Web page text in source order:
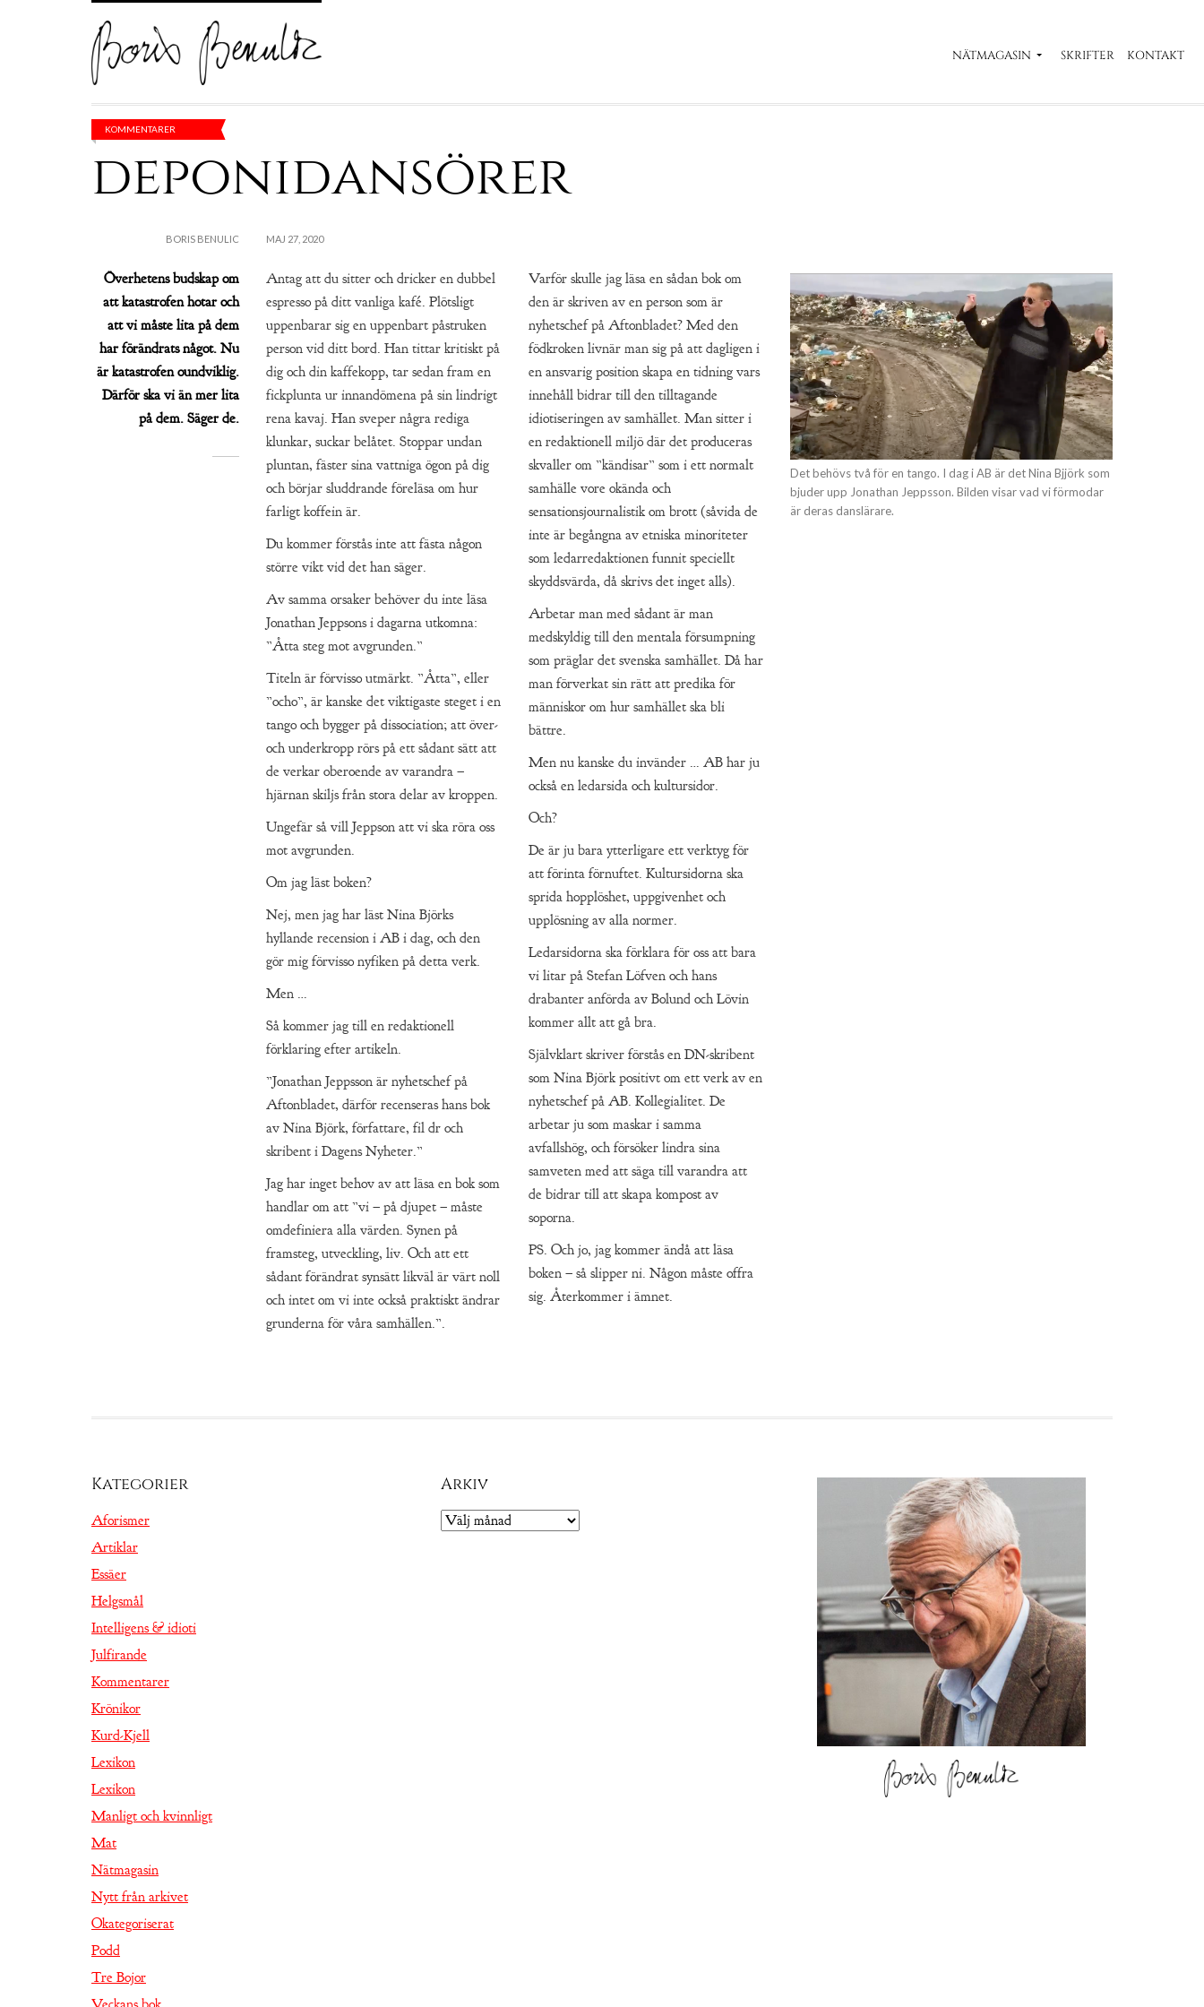
NÄTMAGASIN SKRIFTER KONTAKT
KOMMENTARER
deponidansörer
BORIS BENULIC
Överhetens budskap om
att katastrofen hotar och
att vi måste lita på dem
har förändrats något. Nu
är katastrofen oundviklig.
Därför ska vi än mer lita
på dem. Säger de.
MAJ 27, 2020
Antag att du sitter och dricker en dubbel
espresso på ditt vanliga kafé. Plötsligt
uppenbarar sig en uppenbart påstruken
person vid ditt bord. Han tittar kritiskt på
dig och din kaffekopp, tar sedan fram en
fickplunta ur innandömena på sin lindrigt
rena kavaj. Han sveper några rediga
klunkar, suckar belåtet. Stoppar undan
pluntan, fäster sina vattniga ögon på dig
och börjar sluddrande föreläsa om hur
farligt koffein är.
Du kommer förstås inte att fästa någon
större vikt vid det han säger.
Av samma orsaker behöver du inte läsa
Jonathan Jeppsons i dagarna utkomna:
”Åtta steg mot avgrunden.”
Titeln är förvisso utmärkt. ”Åtta”, eller
”ocho”, är kanske det viktigaste steget i en
tango och bygger på dissociation; att över-
och underkropp rörs på ett sådant sätt att
de verkar oberoende av varandra –
hjärnan skiljs från stora delar av kroppen.
Ungefär så vill Jeppson att vi ska röra oss
mot avgrunden.
Om jag läst boken?
Nej, men jag har läst Nina Björks
hyllande recension i AB i dag, och den
gör mig förvisso nyfiken på detta verk.
Men …
Så kommer jag till en redaktionell
förklaring efter artikeln.
”Jonathan Jeppsson är nyhetschef på
Aftonbladet, därför recenseras hans bok
av Nina Björk, författare, fil dr och
skribent i Dagens Nyheter.”
Jag har inget behov av att läsa en bok som
handlar om att ”vi – på djupet – måste
omdefiniera alla värden. Synen på
framsteg, utveckling, liv. Och att ett
sådant förändrat synsätt likväl är värt noll
och intet om vi inte också praktiskt ändrar
grunderna för våra samhällen.”.
Varför skulle jag läsa en sådan bok om
den är skriven av en person som är
nyhetschef på Aftonbladet? Med den
födkroken livnär man sig på att dagligen i
en ansvarig position skapa en tidning vars
innehåll bidrar till den tilltagande
idiotiseringen av samhället. Man sitter i
en redaktionell miljö där det produceras
skvaller om ”kändisar” som i ett normalt
samhälle vore okända och
sensationsjournalistik om brott (såvida de
inte är begångna av etniska minoriteter
som ledarredaktionen funnit speciellt
skyddsvärda, då skrivs det inget alls).
Arbetar man med sådant är man
medskyldig till den mentala försumpning
som präglar det svenska samhället. Då har
man förverkat sin rätt att predika för
människor om hur samhället ska bli
bättre.
Men nu kanske du invänder … AB har ju
också en ledarsida och kultursidor.
Och?
De är ju bara ytterligare ett verktyg för
att förinta förnuftet. Kultursidorna ska
sprida hopplöshet, uppgivenhet och
upplösning av alla normer.
Ledarsidorna ska förklara för oss att bara
vi litar på Stefan Löfven och hans
drabanter anförda av Bolund och Lövin
kommer allt att gå bra.
Självklart skriver förstås en DN-skribent
som Nina Björk positivt om ett verk av en
nyhetschef på AB. Kollegialitet. De
arbetar ju som maskar i samma
avfallshög, och försöker lindra sina
samveten med att säga till varandra att
de bidrar till att skapa kompost av
soporna.
PS. Och jo, jag kommer ändå att läsa
boken – så slipper ni. Någon måste offra
sig. Återkommer i ämnet.
Det behövs två för en tango. I dag i AB är det Nina Bjjörk som
bjuder upp Jonathan Jeppsson. Bilden visar vad vi förmodar
är deras danslärare.
Kategorier
Aforismer
Artiklar
Essäer
Helgsmål
Intelligens & idioti
Julfirande
Kommentarer
Krönikor
Kurd-Kjell
Lexikon
Lexikon
Manligt och kvinnligt
Mat
Nätmagasin
Nytt från arkivet
Okategoriserat
Podd
Tre Bojor
Arkiv
Arkiv